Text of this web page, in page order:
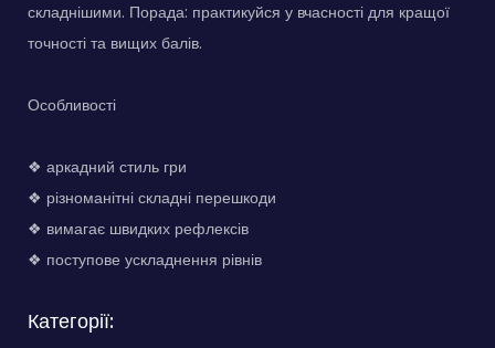
складнішими. Порада: практикуйся у вчасності для кращої
точності та вищих балів.
Особливості
❖ аркадний стиль гри
❖ різноманітні складні перешкоди
❖ вимагає швидких рефлексів
❖ поступове ускладнення рівнів
Категорії: